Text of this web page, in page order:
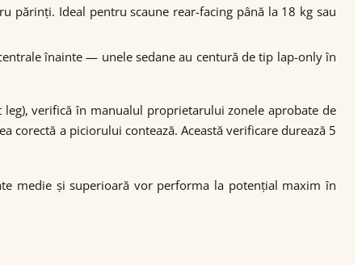
părinți. Ideal pentru scaune rear-facing până la 18 kg sau
înainte — unele sedane au centură de tip lap-only în
verifică în manualul proprietarului zonele aprobate de
a piciorului contează. Această verificare durează 5
medie și superioară vor performa la potențial maxim în